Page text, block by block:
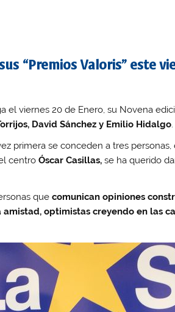
“Premios Valoris” este
el viernes 20 de Enero, su Novena
David Sánchez y Emilio Hidalgo.
primera se conceden a tres
centroÓscar Casillas, se ha querido
quecomunican opiniones
optimistas creyendo en las